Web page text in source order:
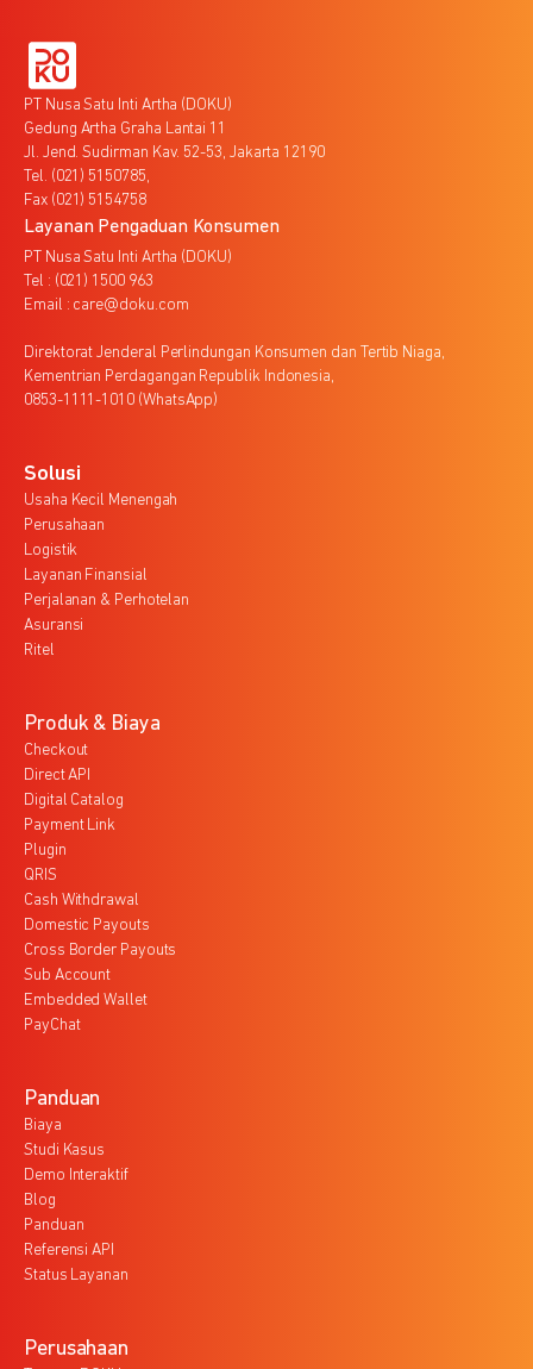
PT Nusa Satu Inti Artha (DOKU)
Gedung Artha Graha Lantai 11
Jl. Jend. Sudirman Kav. 52-53, Jakarta 12190
Tel. (021) 5150785,
Fax (021) 5154758
Layanan Pengaduan Konsumen
PT Nusa Satu Inti Artha (DOKU)
Tel : (021) 1500 963
Email : care@doku.com
Direktorat Jenderal Perlindungan Konsumen dan Tertib Niaga,
Kementrian Perdagangan Republik Indonesia,
0853-1111-1010 (WhatsApp)
Solusi
Usaha Kecil Menengah
Perusahaan
Logistik
Layanan Finansial
Perjalanan & Perhotelan
Asuransi
Ritel
Produk & Biaya
Checkout
Direct API
Digital Catalog
Payment Link
Plugin
QRIS
Cash Withdrawal
Domestic Payouts
Cross Border Payouts
Sub Account
Embedded Wallet
PayChat
Panduan
Biaya
Studi Kasus
Demo Interaktif
Blog
Panduan
Referensi API
Status Layanan
Perusahaan